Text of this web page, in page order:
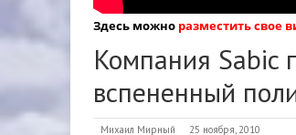
Здесь можно разместить свое
Компания Sabic
вспененный
Михаил Мирный 25 ноября, 2010